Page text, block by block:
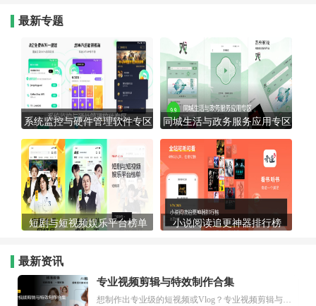
最新专题
系统监控与硬件管理软件专区 同城生活与政务服务应用专区
短剧与短视频娱乐平台榜单 小说阅读追更神器排行榜
最新资讯
专业视频剪辑与特效制作合集
想制作出专业级的短视频或Vlog？专业视频剪辑与特效制作大全专题为你提供了从剪辑、抠像到特效包装的全套解决方案。无论是添加炫酷的片头、进行精准的视频抠图，还是制...